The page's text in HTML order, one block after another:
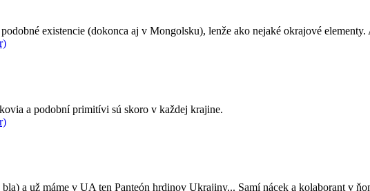
existencie (dokonca aj v Mongolsku), lenže ako nejaké okrajové
a podobní primitívi sú skoro v každej krajine.
a už máme v UA ten Panteón hrdinov Ukrajiny... Samí nácek a kolaborant v